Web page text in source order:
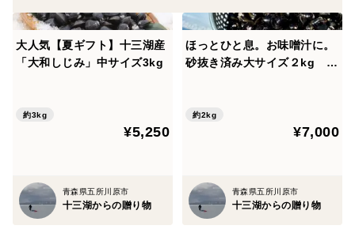
大人気【夏ギフト】十三湖産
「大和しじみ」中サイズ3kg
約3kg
¥5,250
青森県五所川原市
十三湖からの贈り物
ほっとひと息。お味噌汁に。
砂抜き済み大サイズ２kg 十
約2kg
¥7,000
青森県五所川原市
十三湖からの贈り物